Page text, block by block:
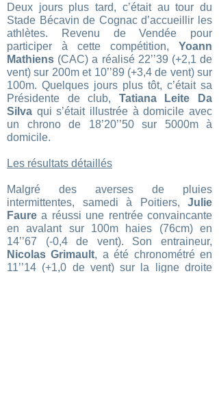
Deux jours plus tard, c’était au tour du
Stade Bécavin de Cognac d’accueillir les
athlètes. Revenu de Vendée pour
participer à cette compétition, Yoann
Mathiens (CAC) a réalisé 22’’39 (+2,1 de
vent) sur 200m et 10’’89 (+3,4 de vent) sur
100m. Quelques jours plus tôt, c’était sa
Présidente de club, Tatiana Leite Da
Silva qui s’était illustrée à domicile avec
un chrono de 18’20’’50 sur 5000m à
domicile.
Les résultats détaillés
Malgré des averses de pluies
intermittentes, samedi à Poitiers, Julie
Faure a réussi une rentrée convaincante
en avalant sur 100m haies (76cm) en
14’’67 (-0,4 de vent). Son entraineur,
Nicolas Grimault, a été chronométré en
11’’14 (+1,0 de vent) sur la ligne droite